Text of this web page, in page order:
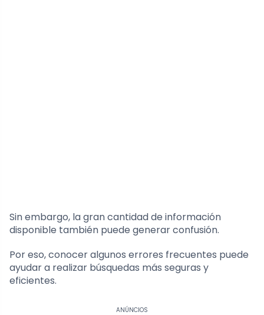
Sin embargo, la gran cantidad de información
disponible también puede generar confusión.
Por eso, conocer algunos errores frecuentes puede
ayudar a realizar búsquedas más seguras y
eficientes.
ANÚNCIOS